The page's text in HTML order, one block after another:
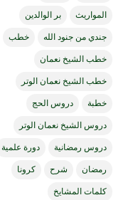
المواريث بر الوالدين
جندي من جنود الله خطب
خطب الشيخ نعمان
خطب الشيخ نعمان الوتر
خطبة دروس الحج
دروس الشيخ نعمان الوتر
دروس رمضانية دورة علمية
رمضان شرح كرونا
كلمات المشايخ